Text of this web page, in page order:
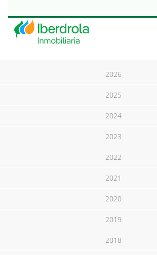
2026
2025
2024
2023
2022
2021
2020
2019
2018